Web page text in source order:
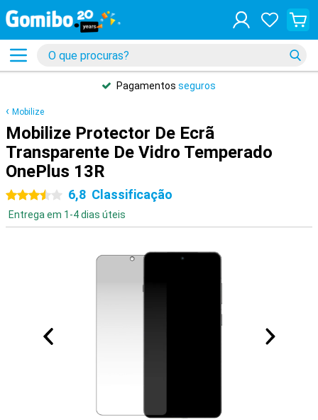
Pagamentos seguros
Mobilize
Mobilize Protector De Ecrã
Transparente De Vidro Temperado
OnePlus 13R
3.5 estrelas
6,8 Classificação
Entrega em 1-4 dias úteis